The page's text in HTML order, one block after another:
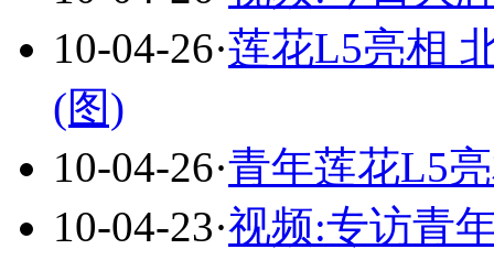
10-04-26·莲花L5亮相
(图)
10-04-26·青年莲花L5
10-04-23·视频:专访青